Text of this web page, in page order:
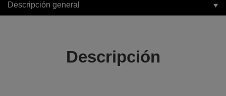
Descripción general
Descripción